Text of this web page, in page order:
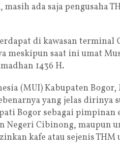
ada saja pengusaha
di kawasan terminal
meskipun saat ini umat
1436 H.
(MUI) Kabupaten
yang jelas dirinya
Bogor sebagai pimpinan
Negeri Cibinong, maupun
kafe atau sejenis THM